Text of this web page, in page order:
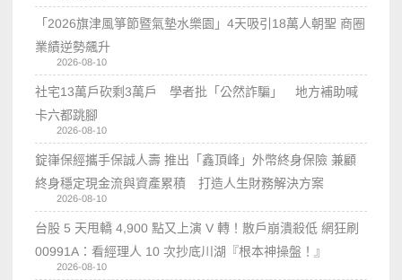
「2026旗津風箏節暨氣墊水樂園」4天吸引18萬人朝聖 商圈
業績逆勢飆升
2026-08-10
社宅13萬戶砍剩3萬戶 學者批「公然詐騙」 地方補助喊
卡六都跳腳
2026-08-10
錠嵂保經攜手保誠人壽 推出「鑫頂峰」外幣終身保險 兼顧
終身穩定現金流與資產累積 打造人生財務解決方案
2026-08-10
台股 5 天甩轎 4,900 點又上演 V 轉！散戶崩潰殺低 網狂刷
00991A：看經理人 10 次抄底川湖『根本神操盤！』
2026-08-10